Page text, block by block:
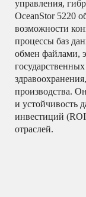
управления,
OceanStor 5220
возможности
процессы баз
обмен файлами,
производства.
и устойчивость
инвестиций
отраслей.